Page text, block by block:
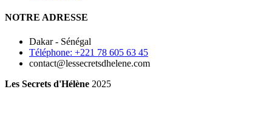
NOTRE ADRESSE
Dakar - Sénégal
Téléphone: +221 78 605 63 45
contact@lessecretsdhelene.com
Les Secrets d'Hélène 2025